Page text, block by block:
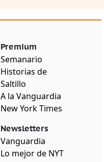
Premium
Semanario
Historias de
Saltillo
A la Vanguardia
New York Times
Newsletters
Vanguardia
Lo mejor de NYT